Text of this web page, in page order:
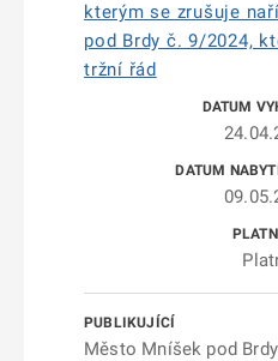
kterým se zrušuje
pod Brdy č. 9/2024,
tržní řád
Město Mníšek pod Brdy